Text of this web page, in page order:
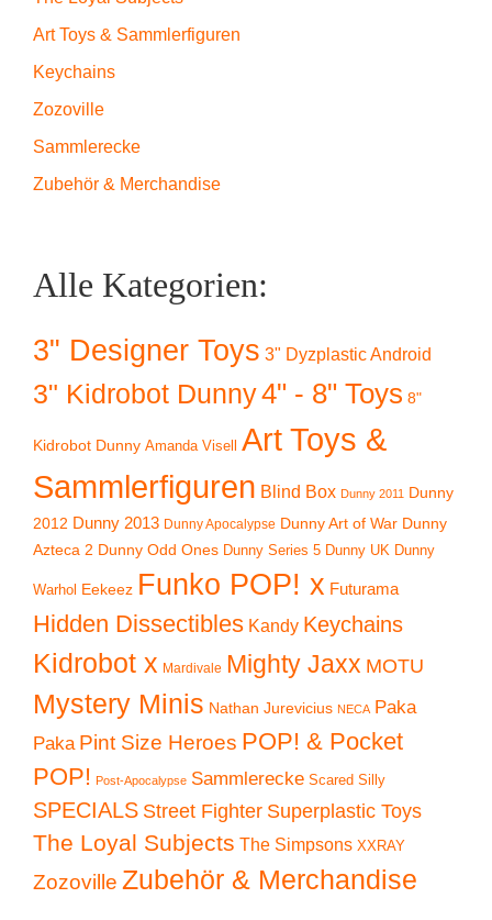
Art Toys & Sammlerfiguren
Keychains
Zozoville
Sammlerecke
Zubehör & Merchandise
Alle Kategorien:
3" Designer Toys 3" Dyzplastic Android
3" Kidrobot Dunny4" - 8" Toys 8"
Kidrobot Dunny Amanda Visell
Art Toys &
Sammlerfiguren Blind Box Dunny 2011
Dunny
2012 Dunny 2013 Dunny Apocalypse Dunny Art of War Dunny
Azteca 2 Dunny Odd Ones Dunny Series 5 Dunny UK Dunny
Warhol Eekeez Funko POP! x Futurama
Hidden Dissectibles Kandy Keychains
Kidrobot x Mardivale Mighty Jaxx MOTU
Mystery Minis Nathan Jurevicius NECA Paka
Paka Pint Size Heroes POP! & Pocket
POP! Post-Apocalypse Sammlerecke Scared Silly
SPECIALS Street Fighter Superplastic Toys
The Loyal Subjects The Simpsons XXRAY
Zozoville Zubehör & Merchandise